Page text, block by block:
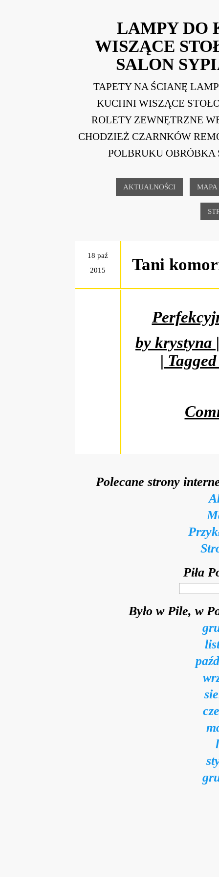
LAMPY DO
WISZĄCE
SALON
TAPETY NA ŚCIANĘ
KUCHNI WISZĄCE
ROLETY ZEWNĘTRZNE
CHODZIEŻ CZARNKÓW
POLBRUKU
AKTUALNOŚCI MAPA
18 paź
2015
Tani
by
|
Polecane strony
Piła
Było w Pile, w